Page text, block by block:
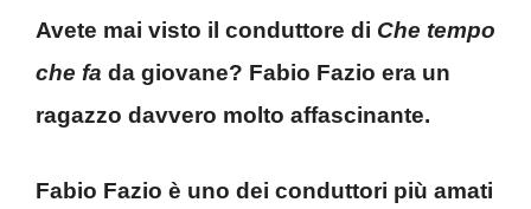
Avete mai visto il conduttore di Che tempo
che fa da giovane? Fabio Fazio era un
ragazzo davvero molto affascinante.
Fabio Fazio è uno dei conduttori più amati